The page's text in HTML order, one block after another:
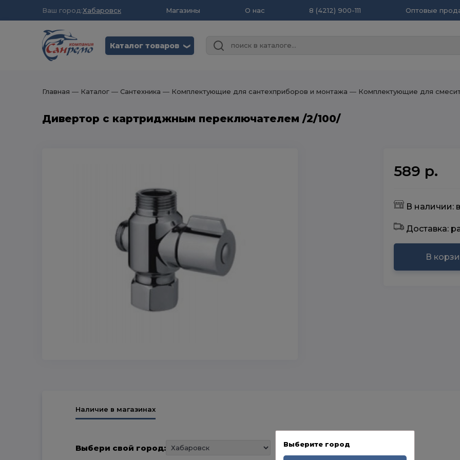
Ваш город:Хабаровск Магазины О нас 8 (4212) 900-111 Оптовые
Каталог товаров ❮
Главная ― Каталог ― Сантехника ― Комплектующие для сантехприборов и монтажа ― Комплектующие для
Дивертор с картриджным переключателем /2/100/
589 р.
В наличии:
Доставка:
В
Наличие в магазинах
Выбери свой город: Выберите город